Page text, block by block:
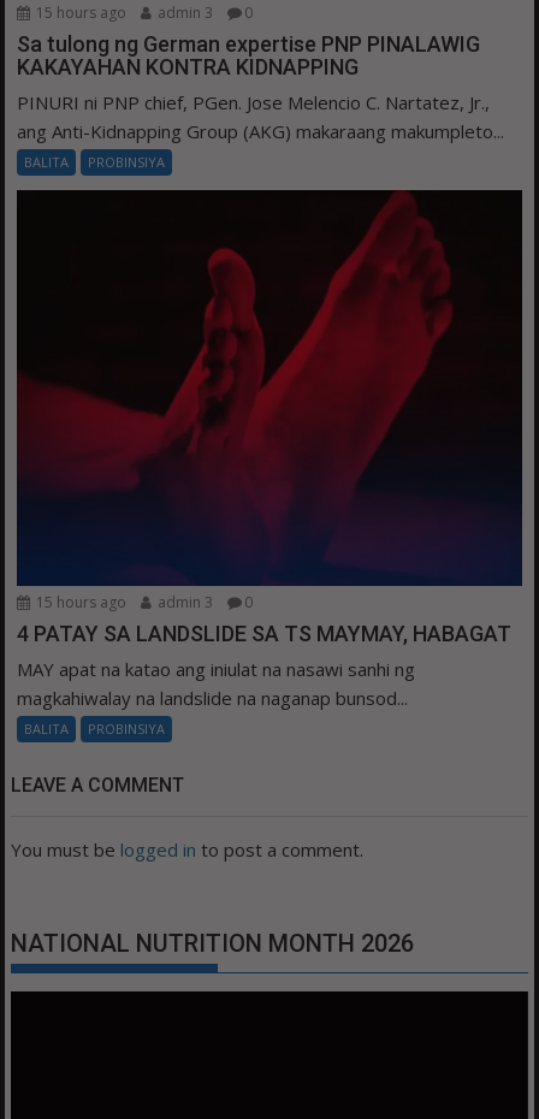
15 hours ago admin 3 0
Sa tulong ng German expertise PNP PINALAWIG
KAKAYAHAN KONTRA KIDNAPPING
PINURI ni PNP chief, PGen. Jose Melencio C. Nartatez, Jr.,
ang Anti-Kidnapping Group (AKG) makaraang makumpleto...
BALITA PROBINSIYA
15 hours ago admin 3 0
4 PATAY SA LANDSLIDE SA TS MAYMAY, HABAGAT
MAY apat na katao ang iniulat na nasawi sanhi ng
magkahiwalay na landslide na naganap bunsod...
BALITA PROBINSIYA
LEAVE A COMMENT
You must be logged in to post a comment.
NATIONAL NUTRITION MONTH 2026